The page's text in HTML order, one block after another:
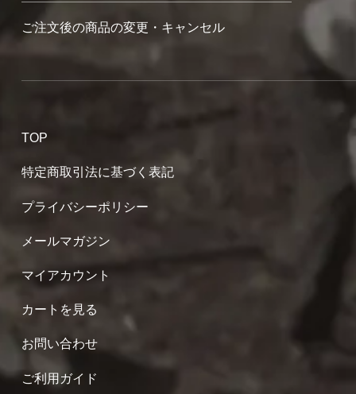
ご注文後の商品の変更・キャンセル
TOP
特定商取引法に基づく表記
プライバシーポリシー
メールマガジン
マイアカウント
カートを見る
お問い合わせ
ご利用ガイド